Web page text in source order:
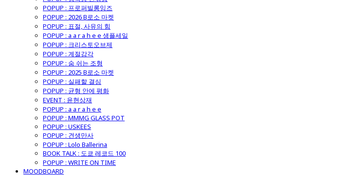
POPUP : 프로퍼빌롱잉즈
POPUP : 2026 B로소 마켓
POPUP : 표절, 사유의 힘
POPUP : a a r a h e e 샘플세일
POPUP : 크리스토오브제
POPUP : 계절감각
POPUP : 숨 쉬는 조형
POPUP : 2025 B로소 마켓
POPUP : 실패할 결심
POPUP : 균형 안에 평화
EVENT : 윤현상재
POPUP : a a r a h e e
POPUP : MMMG GLASS POT
POPUP : USKEES
POPUP : 견생만사
POPUP : Lolo Ballerina
BOOK TALK : 도쿄 레코드 100
POPUP : WRITE ON TIME
MOODBOARD